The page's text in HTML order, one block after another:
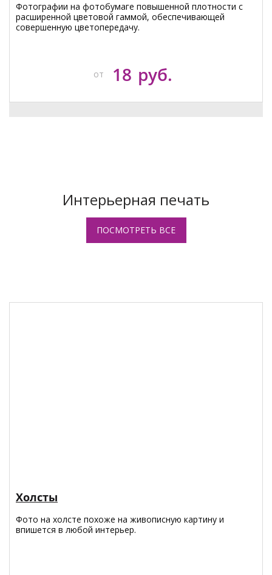
Фотографии на фотобумаге повышенной плотности с
расширенной цветовой гаммой, обеспечивающей
совершенную цветопередачу.
от 18 руб.
Интерьерная печать
ПОСМОТРЕТЬ ВСЕ
Холсты
Фото на холсте похоже на живописную картину и
впишется в любой интерьер.